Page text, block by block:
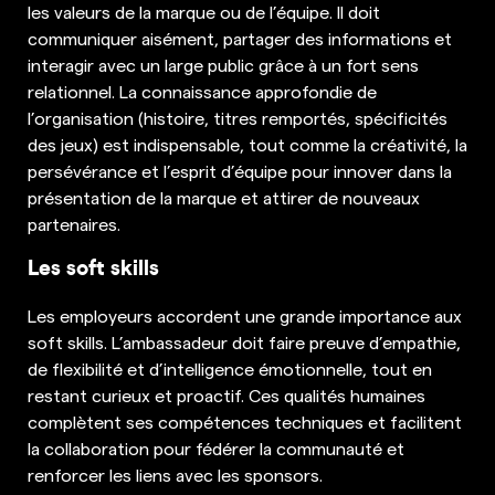
les valeurs de la marque ou de l’équipe. Il doit
communiquer aisément, partager des informations et
interagir avec un large public grâce à un fort sens
relationnel. La connaissance approfondie de
l’organisation (histoire, titres remportés, spécificités
des jeux) est indispensable, tout comme la créativité, la
persévérance et l’esprit d’équipe pour innover dans la
présentation de la marque et attirer de nouveaux
partenaires.
Les soft skills
Les employeurs accordent une grande importance aux
soft skills. L’ambassadeur doit faire preuve d’empathie,
de flexibilité et d’intelligence émotionnelle, tout en
restant curieux et proactif. Ces qualités humaines
complètent ses compétences techniques et facilitent
la collaboration pour fédérer la communauté et
renforcer les liens avec les sponsors.